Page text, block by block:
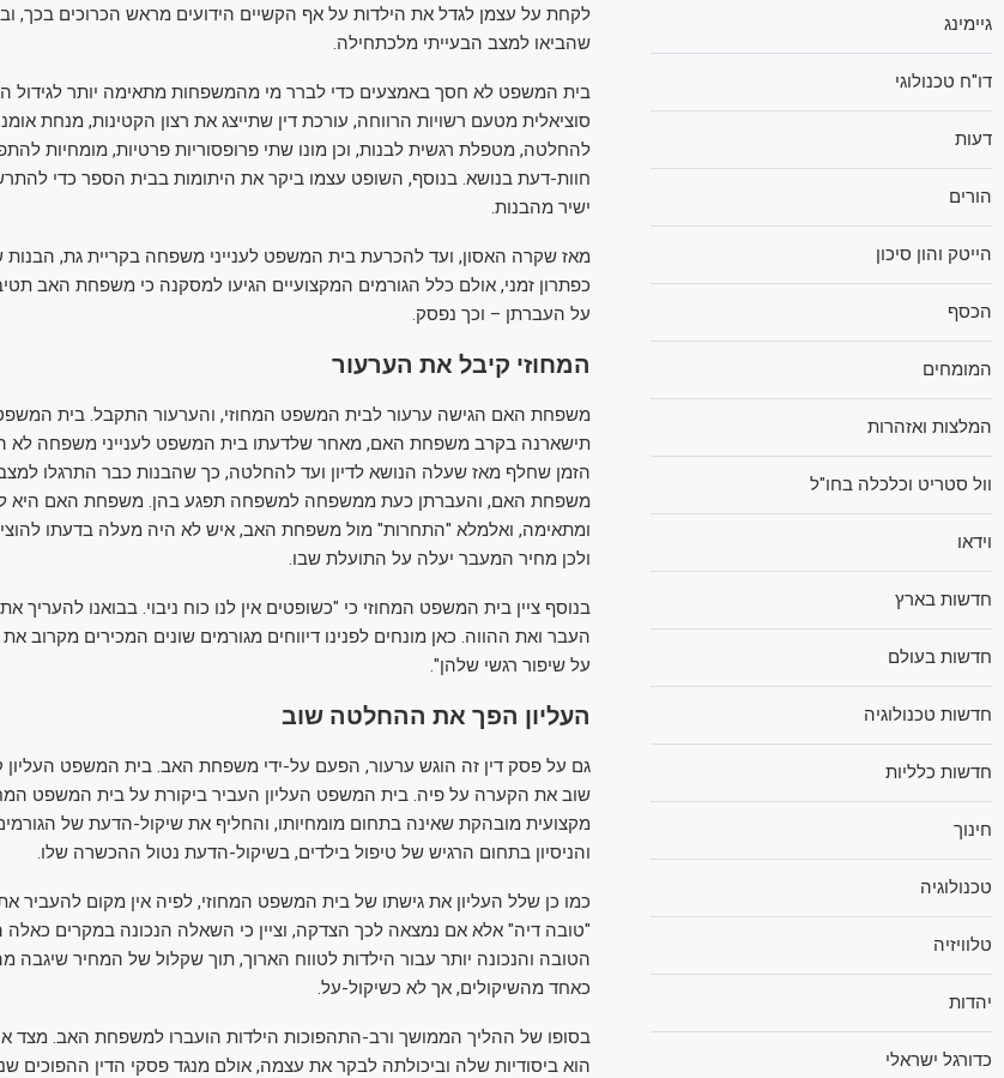
לקחת על עצמן לגדל את הילדות על אף הקשיים הידועים מראש הכרוכים בכך,
שהביאו למצב הבעייתי מלכתחילה.
בית המשפט לא חסך באמצעים כדי לברר מי מהמשפחות מתאימה יותר לגידול
סוציאלית מטעם רשויות הרווחה, עורכת דין שתייצג את רצון הקטינות, מנחת
להחלטה, מטפלת רגשית לבנות, וכן מונו שתי פרופסוריות פרטיות, מומחיות
חוות-דעת בנושא. בנוסף, השופט עצמו ביקר את היתומות בבית הספר כדי
ישיר מהבנות.
מאז שקרה האסון, ועד להכרעת בית המשפט לענייני משפחה בקריית גת,
כפתרון זמני, אולם כלל הגורמים המקצועיים הגיעו למסקנה כי משפחת האב
על העברתן – וכך נפסק.
המחוזי קיבל את הערעור
משפחת האם הגישה ערעור לבית המשפט המחוזי, והערעור התקבל. בית
תישארנה בקרב משפחת האם, מאחר שלדעתו בית המשפט לענייני משפחה לא
הזמן שחלף מאז שעלה הנושא לדיון ועד להחלטה, כך שהבנות כבר התרגלו
משפחת האם, והעברתן כעת ממשפחה למשפחה תפגע בהן. משפחת האם היא
ומתאימה, ואלמלא "התחרות" מול משפחת האב, איש לא היה מעלה בדעתו
ולכן מחיר המעבר יעלה על התועלת שבו.
בנוסף ציין בית המשפט המחוזי כי "כשופטים אין לנו כוח ניבוי. בבואנו להעריך
העבר ואת ההווה. כאן מונחים לפנינו דיווחים מגורמים שונים המכירים מקרוב
על שיפור רגשי שלהן".
העליון הפך את ההחלטה שוב
גם על פסק דין זה הוגש ערעור, הפעם על-ידי משפחת האב. בית המשפט העליון
שוב את הקערה על פיה. בית המשפט העליון העביר ביקורת על בית המשפט
מקצועית מובהקת שאינה בתחום מומחיותו, והחליף את שיקול-הדעת של
והניסיון בתחום הרגיש של טיפול בילדים, בשיקול-הדעת נטול ההכשרה שלו.
כמו כן שלל העליון את גישתו של בית המשפט המחוזי, לפיה אין מקום
"טובה דיה" אלא אם נמצאה לכך הצדקה, וציין כי השאלה הנכונה במקרים
הטובה והנכונה יותר עבור הילדות לטווח הארוך, תוך שקלול של המחיר שיגבה
כאחד מהשיקולים, אך לא כשיקול-על.
בסופו של ההליך הממושך ורב-התהפוכות הילדות הועברו למשפחת האב. מצד
הוא ביסודיות שלה וביכולתה לבקר את עצמה, אולם מנגד פסקי הדין ההפוכים
גיימינג
דו"ח טכנולוגי
דעות
הורים
הייטק והון סיכון
הכסף
המומחים
המלצות ואזהרות
וול סטריט וכלכלה בחו"ל
וידאו
חדשות בארץ
חדשות בעולם
חדשות טכנולוגיה
חדשות כלליות
חינוך
טכנולוגיה
טלוויזיה
יהדות
כדורגל ישראלי